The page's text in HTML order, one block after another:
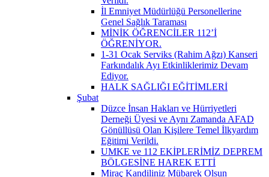
İl Emniyet Müdürlüğü Personellerine
Genel Sağlık Taraması
MİNİK ÖĞRENCİLER 112’İ
ÖĞRENİYOR.
1-31 Ocak Serviks (Rahim Ağzı) Kanseri
Farkındalık Ayı Etkinliklerimiz Devam
Ediyor.
HALK SAĞLIĞI EĞİTİMLERİ
Şubat
Düzce İnsan Hakları ve Hürriyetleri
Derneği Üyesi ve Aynı Zamanda AFAD
Gönüllüsü Olan Kişilere Temel İlkyardım
Eğitimi Verildi.
UMKE ve 112 EKİPLERİMİZ DEPREM
BÖLGESİNE HAREK ETTİ
Miraç Kandiliniz Mübarek Olsun